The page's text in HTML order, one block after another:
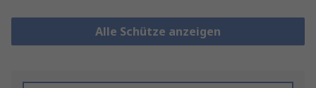
Alle Schütze anzeigen